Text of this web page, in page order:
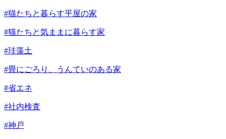
#猫たちと暮らす平屋の家
#猫たちと気ままに暮らす家
#珪藻土
#畳にごろり、うんていのある家
#省エネ
#社内検査
#神戸